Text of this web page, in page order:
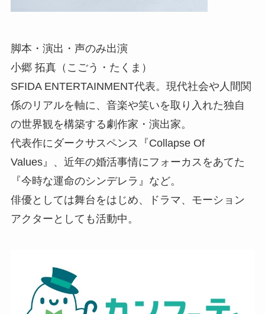
脚本・演出・声のみ出演
小郷 拓真（こごう・たくま）
SFIDA ENTERTAINMENT代表。現代社会や人間関
係のリアルを軸に、音楽や笑いを取り入れた独自
の世界観を構築する劇作家・演出家。
代表作にダークサスペンス『Collapse Of
Values』、近年の婚活事情にフォーカスをあてた
『今時な運命のシンデレラ』など。
俳優としては舞台をはじめ、ドラマ、モーション
アクターとしても活動中。